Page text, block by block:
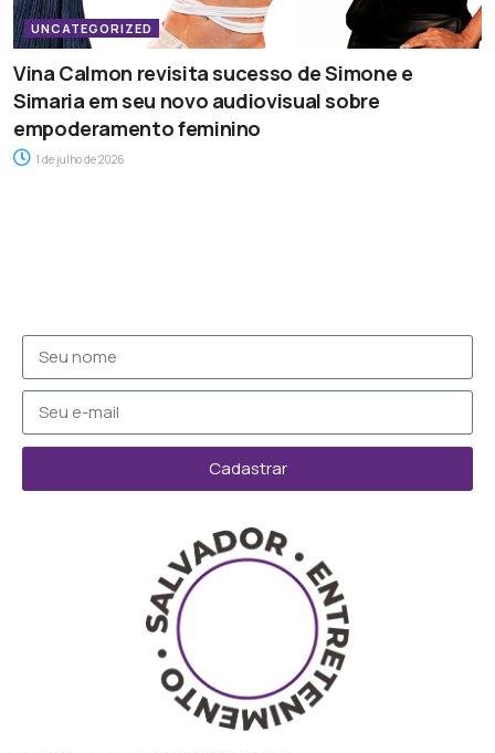
UNCATEGORIZED
Vina Calmon revisita sucesso de Simone e
Simaria em seu novo audiovisual sobre
empoderamento feminino
1 de julho de 2026
Cadastrar